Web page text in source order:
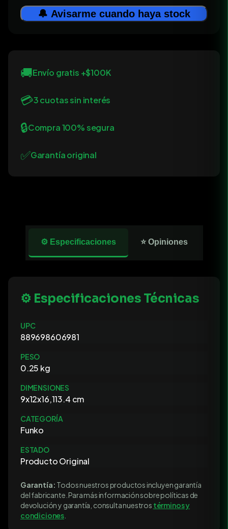
🔔 Avisarme cuando haya stock
🚚Envío gratis +$100K
💳3 cuotas sin interés
🔒Compra 100% segura
✅Garantía original
⚙️ Especificaciones ⭐ Opiniones
⚙️ Especificaciones Técnicas
UPC
889698606981
PESO
0.25 kg
DIMENSIONES
9x12x16,113.4 cm
CATEGORÍA
Funko
ESTADO
Producto Original
Garantía: Todos nuestros productos incluyen garantía
del fabricante. Para más información sobre políticas de
devolución y garantía, consulta nuestros términos y
condiciones